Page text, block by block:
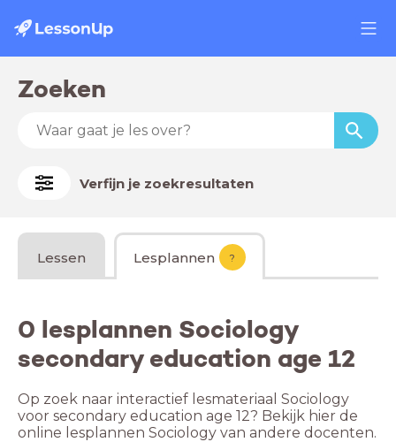
Zoeken
Verfijn je zoekresultaten
Lessen Lesplannen ?
0 lesplannen Sociology
secondary education age 12
Op zoek naar interactief lesmateriaal Sociology
voor secondary education age 12? Bekijk hier de
online lesplannen Sociology van andere docenten.